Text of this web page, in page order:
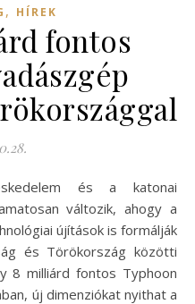
, HÍREK
fontos
változik, ahogy a
újítások is formálják
és Törökország közötti
8 milliárd fontos Typhoon
új dimenziókat nyithat a